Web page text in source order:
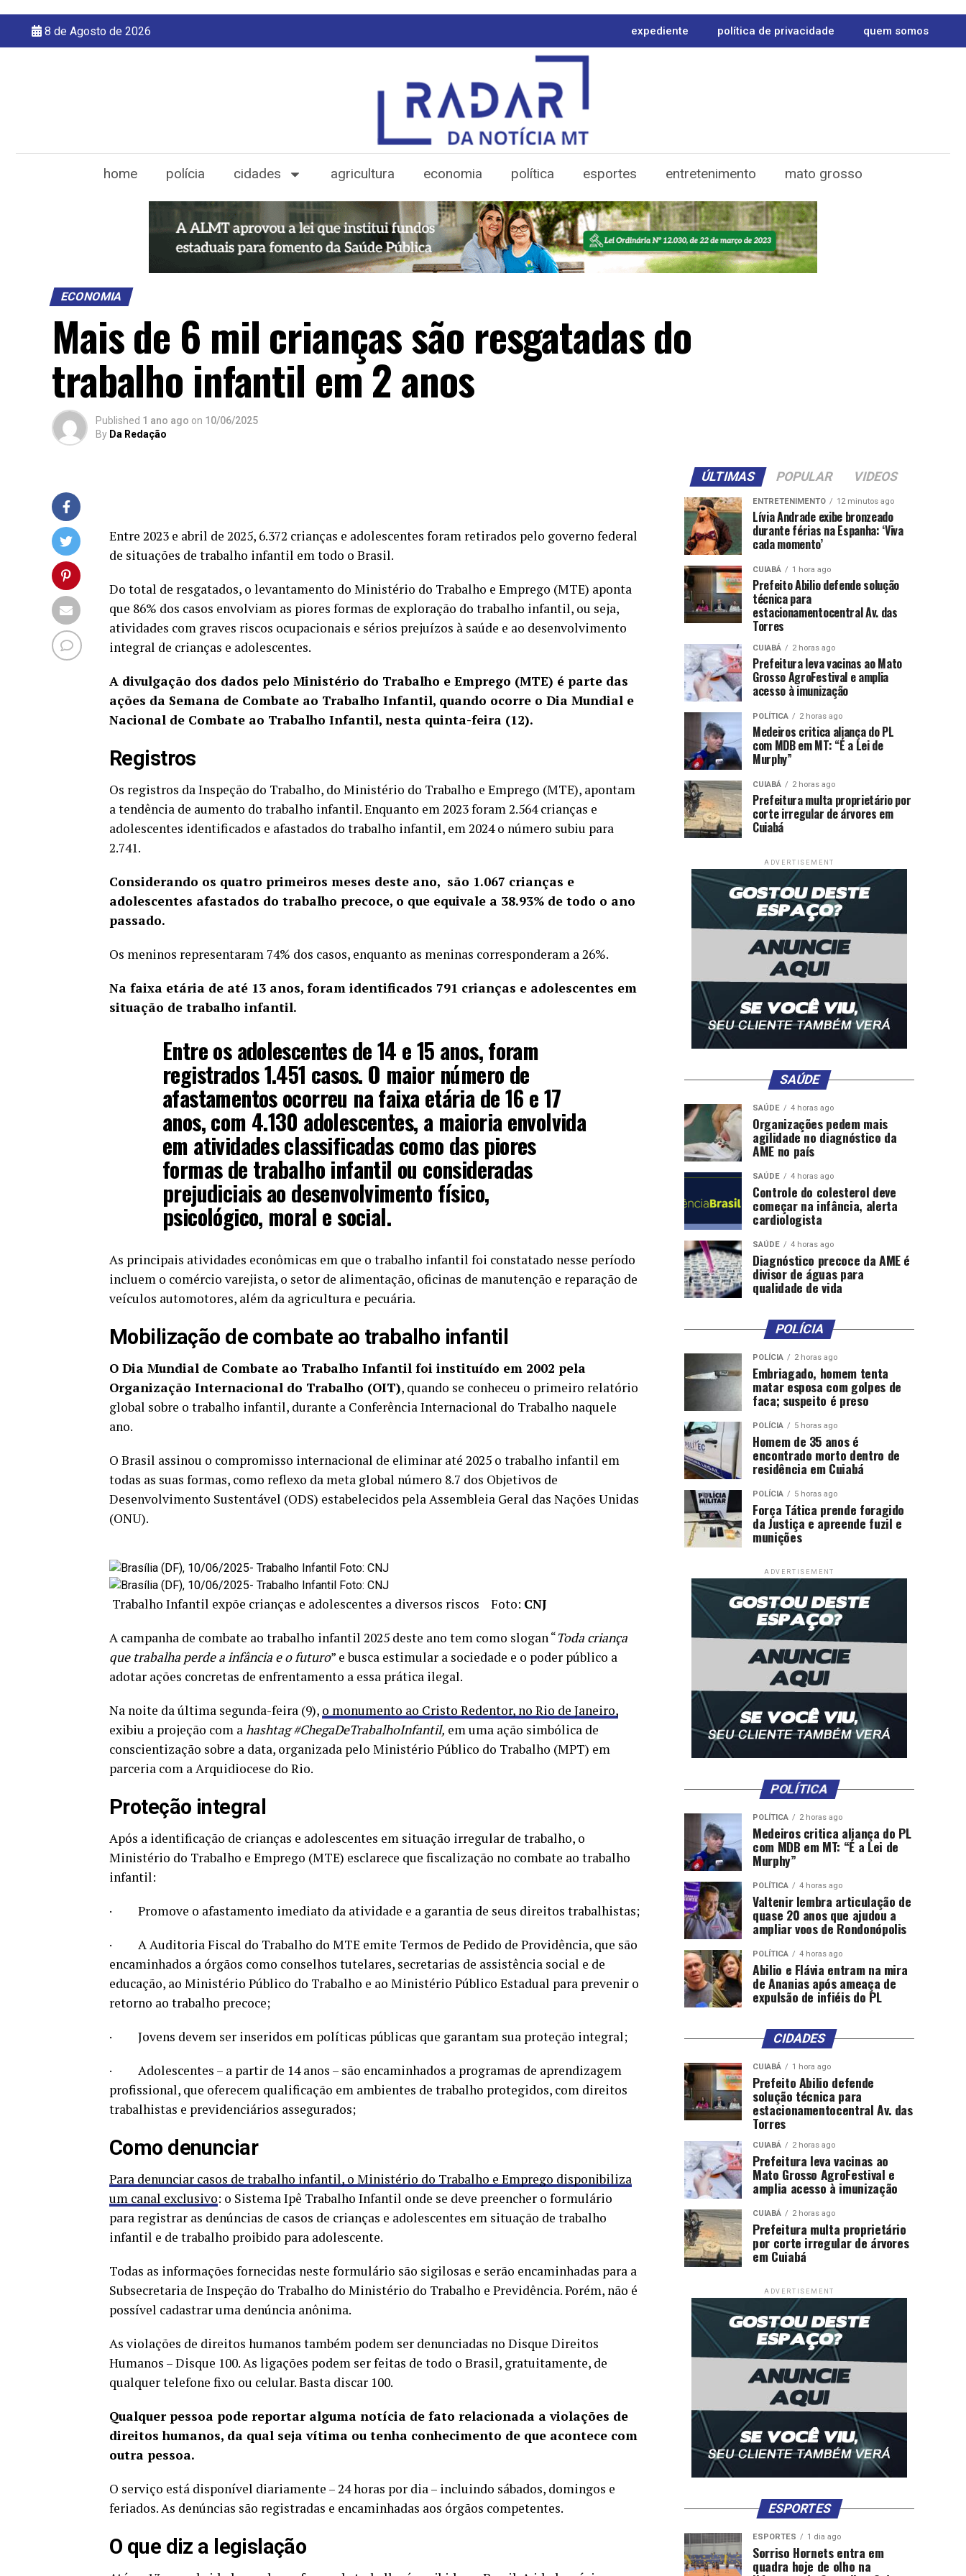
8 de Agosto de 2026 expediente política de privacidade quem somos
home polícia cidades agricultura economia política esportes entretenimento mato grosso
ECONOMIA
Mais de 6 mil crianças são resgatadas do
trabalho infantil em 2 anos
Published 1 ano ago on 10/06/2025
By Da Redação
Entre 2023 e abril de 2025, 6.372 crianças e adolescentes foram retirados pelo governo federal
de situações de trabalho infantil em todo o Brasil.
Do total de resgatados, o levantamento do Ministério do Trabalho e Emprego (MTE) aponta
que 86% dos casos envolviam as piores formas de exploração do trabalho infantil, ou seja,
atividades com graves riscos ocupacionais e sérios prejuízos à saúde e ao desenvolvimento
integral de crianças e adolescentes.
A divulgação dos dados pelo Ministério do Trabalho e Emprego (MTE) é parte das
ações da Semana de Combate ao Trabalho Infantil, quando ocorre o Dia Mundial e
Nacional de Combate ao Trabalho Infantil, nesta quinta-feira (12).
Registros
Os registros da Inspeção do Trabalho, do Ministério do Trabalho e Emprego (MTE), apontam
a tendência de aumento do trabalho infantil. Enquanto em 2023 foram 2.564 crianças e
adolescentes identificados e afastados do trabalho infantil, em 2024 o número subiu para
2.741.
Considerando os quatro primeiros meses deste ano, são 1.067 crianças e
adolescentes afastados do trabalho precoce, o que equivale a 38.93% de todo o ano
passado.
Os meninos representaram 74% dos casos, enquanto as meninas corresponderam a 26%.
Na faixa etária de até 13 anos, foram identificados 791 crianças e adolescentes em
situação de trabalho infantil.
Entre os adolescentes de 14 e 15 anos, foram
registrados 1.451 casos. O maior número de
afastamentos ocorreu na faixa etária de 16 e 17
anos, com 4.130 adolescentes, a maioria envolvida
em atividades classificadas como das piores
formas de trabalho infantil ou consideradas
prejudiciais ao desenvolvimento físico,
psicológico, moral e social.
As principais atividades econômicas em que o trabalho infantil foi constatado nesse período
incluem o comércio varejista, o setor de alimentação, oficinas de manutenção e reparação de
veículos automotores, além da agricultura e pecuária.
Mobilização de combate ao trabalho infantil
O Dia Mundial de Combate ao Trabalho Infantil foi instituído em 2002 pela
Organização Internacional do Trabalho (OIT), quando se conheceu o primeiro relatório
global sobre o trabalho infantil, durante a Conferência Internacional do Trabalho naquele
ano.
O Brasil assinou o compromisso internacional de eliminar até 2025 o trabalho infantil em
todas as suas formas, como reflexo da meta global número 8.7 dos Objetivos de
Desenvolvimento Sustentável (ODS) estabelecidos pela Assembleia Geral das Nações Unidas
(ONU).
Trabalho Infantil expõe crianças e adolescentes a diversos riscos Foto: CNJ
A campanha de combate ao trabalho infantil 2025 deste ano tem como slogan “Toda criança
que trabalha perde a infância e o futuro” e busca estimular a sociedade e o poder público a
adotar ações concretas de enfrentamento a essa prática ilegal.
Na noite da última segunda-feira (9), o monumento ao Cristo Redentor, no Rio de Janeiro,
exibiu a projeção com ahashtag #ChegaDeTrabalhoInfantil, em uma ação simbólica de
conscientização sobre a data, organizada pelo Ministério Público do Trabalho (MPT) em
parceria com a Arquidiocese do Rio.
Proteção integral
Após a identificação de crianças e adolescentes em situação irregular de trabalho, o
Ministério do Trabalho e Emprego (MTE) esclarece que fiscalização no combate ao trabalho
infantil:
· Promove o afastamento imediato da atividade e a garantia de seus direitos trabalhistas;
· A Auditoria Fiscal do Trabalho do MTE emite Termos de Pedido de Providência, que são
encaminhados a órgãos como conselhos tutelares, secretarias de assistência social e de
educação, ao Ministério Público do Trabalho e ao Ministério Público Estadual para prevenir o
retorno ao trabalho precoce;
· Jovens devem ser inseridos em políticas públicas que garantam sua proteção integral;
· Adolescentes – a partir de 14 anos – são encaminhados a programas de aprendizagem
profissional, que oferecem qualificação em ambientes de trabalho protegidos, com direitos
trabalhistas e previdenciários assegurados;
Como denunciar
Para denunciar casos de trabalho infantil, o Ministério do Trabalho e Emprego disponibiliza
um canal exclusivo: o Sistema Ipê Trabalho Infantil onde se deve preencher o formulário
para registrar as denúncias de casos de crianças e adolescentes em situação de trabalho
infantil e de trabalho proibido para adolescente.
Todas as informações fornecidas neste formulário são sigilosas e serão encaminhadas para a
Subsecretaria de Inspeção do Trabalho do Ministério do Trabalho e Previdência. Porém, não é
possível cadastrar uma denúncia anônima.
As violações de direitos humanos também podem ser denunciadas no Disque Direitos
Humanos – Disque 100. As ligações podem ser feitas de todo o Brasil, gratuitamente, de
qualquer telefone fixo ou celular. Basta discar 100.
Qualquer pessoa pode reportar alguma notícia de fato relacionada a violações de
direitos humanos, da qual seja vítima ou tenha conhecimento de que acontece com
outra pessoa.
O serviço está disponível diariamente – 24 horas por dia – incluindo sábados, domingos e
feriados. As denúncias são registradas e encaminhadas aos órgãos competentes.
O que diz a legislação
ÚLTIMAS POPULAR VIDEOS
ENTRETENIMENTO 12 minutos ago
Lívia Andrade exibe bronzeado
durante férias na Espanha: ‘Viva
cada momento’
CUIABÁ 1 hora ago
Prefeito Abilio defende solução
técnica para
estacionamentocentral Av. das
Torres
CUIABÁ 2 horas ago
Prefeitura leva vacinas ao Mato
Grosso AgroFestival e amplia
acesso à imunização
POLÍTICA 2 horas ago
Medeiros critica aliança do PL
com MDB em MT: “É a Lei de
Murphy”
CUIABÁ 2 horas ago
Prefeitura multa proprietário por
corte irregular de árvores em
Cuiabá
ADVERTISEMENT
SAÚDE
SAÚDE 4 horas ago
Organizações pedem mais
agilidade no diagnóstico da
AME no país
SAÚDE 4 horas ago
Controle do colesterol deve
começar na infância, alerta
cardiologista
SAÚDE 4 horas ago
Diagnóstico precoce da AME é
divisor de águas para
qualidade de vida
POLÍCIA
POLÍCIA 2 horas ago
Embriagado, homem tenta
matar esposa com golpes de
faca; suspeito é preso
POLÍCIA 5 horas ago
Homem de 35 anos é
encontrado morto dentro de
residência em Cuiabá
POLÍCIA 5 horas ago
Força Tática prende foragido
da Justiça e apreende fuzil e
munições
ADVERTISEMENT
POLÍTICA
POLÍTICA 2 horas ago
Medeiros critica aliança do PL
com MDB em MT: “É a Lei de
Murphy”
POLÍTICA 4 horas ago
Valtenir lembra articulação de
quase 20 anos que ajudou a
ampliar voos de Rondonópolis
POLÍTICA 4 horas ago
Abilio e Flávia entram na mira
de Ananias após ameaça de
expulsão de infiéis do PL
CIDADES
CUIABÁ 1 hora ago
Prefeito Abilio defende
solução técnica para
estacionamentocentral Av. das
Torres
CUIABÁ 2 horas ago
Prefeitura leva vacinas ao
Mato Grosso AgroFestival e
amplia acesso à imunização
CUIABÁ 2 horas ago
Prefeitura multa proprietário
por corte irregular de árvores
em Cuiabá
ADVERTISEMENT
ESPORTES
ESPORTES 1 dia ago
Sorriso Hornets entra em
quadra hoje de olho na